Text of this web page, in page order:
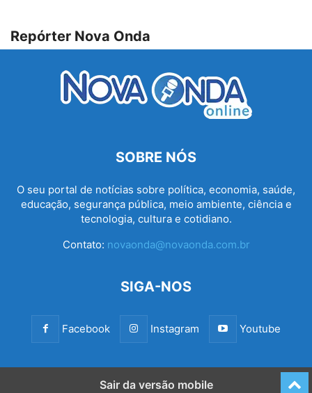
Repórter Nova Onda
SOBRE NÓS
O seu portal de notícias sobre política, economia, saúde,
educação, segurança pública, meio ambiente, ciência e
tecnologia, cultura e cotidiano.
Contato: novaonda@novaonda.com.br
SIGA-NOS
Facebook Instagram Youtube
Sair da versão mobile